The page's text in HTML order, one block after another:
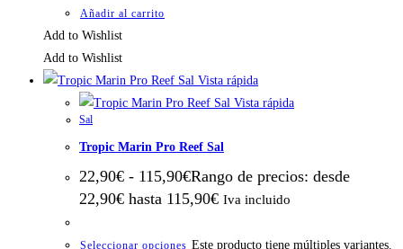
Añadir al carrito
Add to Wishlist
Add to Wishlist
Vista rápida
Vista rápida
Sal
Tropic Marin Pro Reef Sal
22,90€ - 115,90€Rango de precios: desde
22,90€ hasta 115,90€ Iva incluido
Seleccionar opciones Este producto tiene múltiples variantes.